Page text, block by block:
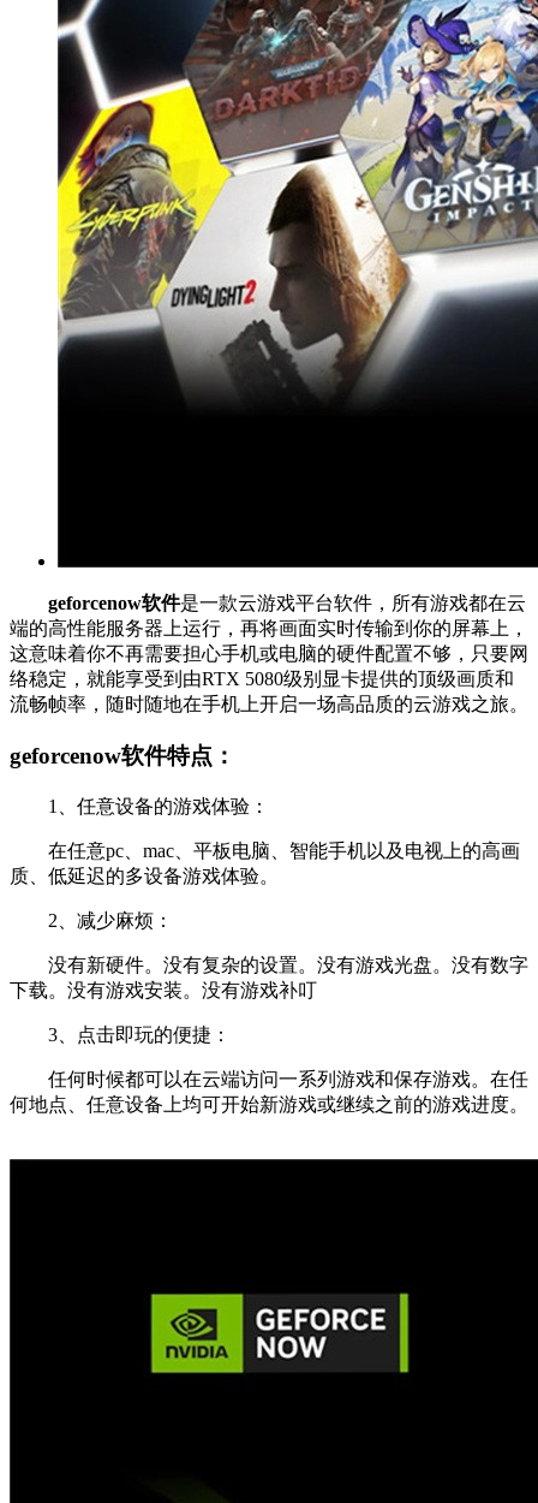
geforcenow软件是一款云游戏平台软件，所有游戏都在云
端的高性能服务器上运行，再将画面实时传输到你的屏幕上，
这意味着你不再需要担心手机或电脑的硬件配置不够，只要网
络稳定，就能享受到由RTX 5080级别显卡提供的顶级画质和
流畅帧率，随时随地在手机上开启一场高品质的云游戏之旅。
geforcenow软件特点：
1、任意设备的游戏体验：
在任意pc、mac、平板电脑、智能手机以及电视上的高画
质、低延迟的多设备游戏体验。
2、减少麻烦：
没有新硬件。没有复杂的设置。没有游戏光盘。没有数字
下载。没有游戏安装。没有游戏补叮
3、点击即玩的便捷：
任何时候都可以在云端访问一系列游戏和保存游戏。在任
何地点、任意设备上均可开始新游戏或继续之前的游戏进度。